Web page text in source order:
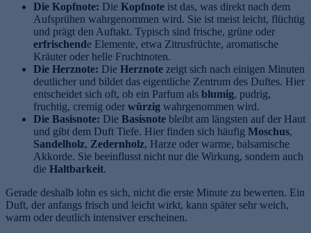
Die Kopfnote: Die Kopfnote ist das, was direkt nach dem
Aufsprühen wahrgenommen wird. Sie ist meist leicht, flüchtig
und prägt den Auftakt. Typisch sind frische, grüne oder
erfrischende Elemente, etwa Zitrusfrüchte, aromatische
Kräuter oder helle Fruchtnoten.
Die Herznote: Die Herznote zeigt sich nach einigen Minuten
deutlicher und bildet das eigentliche Zentrum des Duftes. Hier
entscheidet sich oft, ob ein Parfum als blumig, pudrig,
fruchtig, cremig oder würzig wahrgenommen wird.
Die Basisnote: Die Basisnote bleibt am längsten auf der Haut
und gibt dem Duft Tiefe. Hier finden sich häufig Moschus,
Sandelholz, Zedernholz, Harze oder warme, balsamische
Akkorde. Sie beeinflusst nicht nur die Wirkung, sondern auch
die Haltbarkeit.
Gerade deshalb lohn es sich, nicht die erste Minute zu bewerten. Ein
Duft, der anfangs frisch und leicht wirkt, kann später sehr weich,
warm oder deutlich intensiver erscheinen.